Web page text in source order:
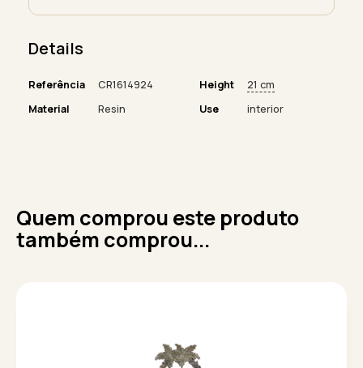
Details
Referência CR1614924 Height
21 cm
Material
Resin Use interior
Quem comprou este produto
também comprou...